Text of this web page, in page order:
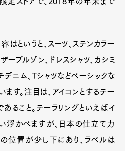
はというと、スーツ、ステンカラー
ーブルゾン、ドレスシャツ、カシミ
デニム、Tシャツなどベーシックな
す。注目は、アイコンとするテー
ること。テーラリングといえばイ
浮かべますが、日本の仕立て力
位置が少し下にあり、ラペルは